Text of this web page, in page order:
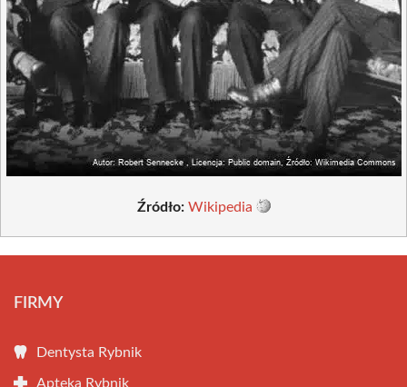
Źródło: Wikipedia
FIRMY
Dentysta Rybnik
Apteka Rybnik